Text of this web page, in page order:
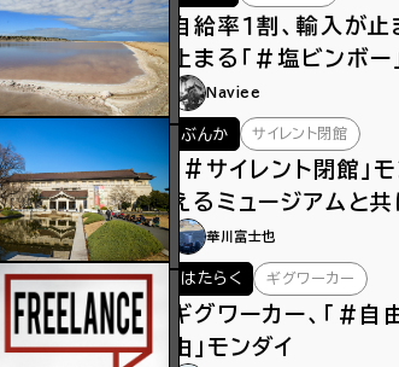
自給率１割、輸入が
止まる「＃塩ビンボー
Naviee
ぶんか サイレント閉館
「#サイレント閉館」
えるミュージアムと
華川富士也
はたらく ギグワーカー
ギグワーカー、「＃
由」モンダイ